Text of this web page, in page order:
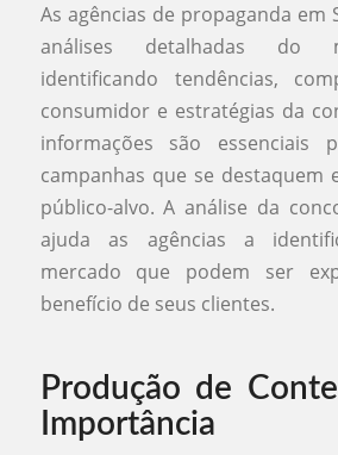
As agências de propaganda em
análises detalhadas do
identificando tendências,
consumidor e estratégias da
informações são essenciais
campanhas que se destaquem
público-alvo. A análise da
ajuda as agências a
mercado que podem ser
benefício de seus clientes.
Produção de
Importância